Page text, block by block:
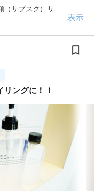
（サブスク）サ
表示
ングに！！